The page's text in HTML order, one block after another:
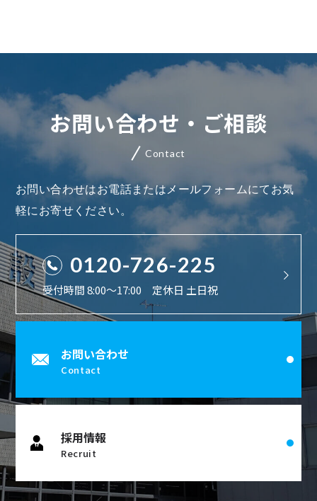
お問い合わせはお電話またはメールフォームにてお気
軽にお寄せください。
Contact
お問い合わせ・ご相談
0120-726-225
受付時間 8:00〜17:00 定休日 土日祝
お問い合わせ
Contact
採用情報
Recruit